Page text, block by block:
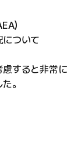
）
ついて
すると非常に
。